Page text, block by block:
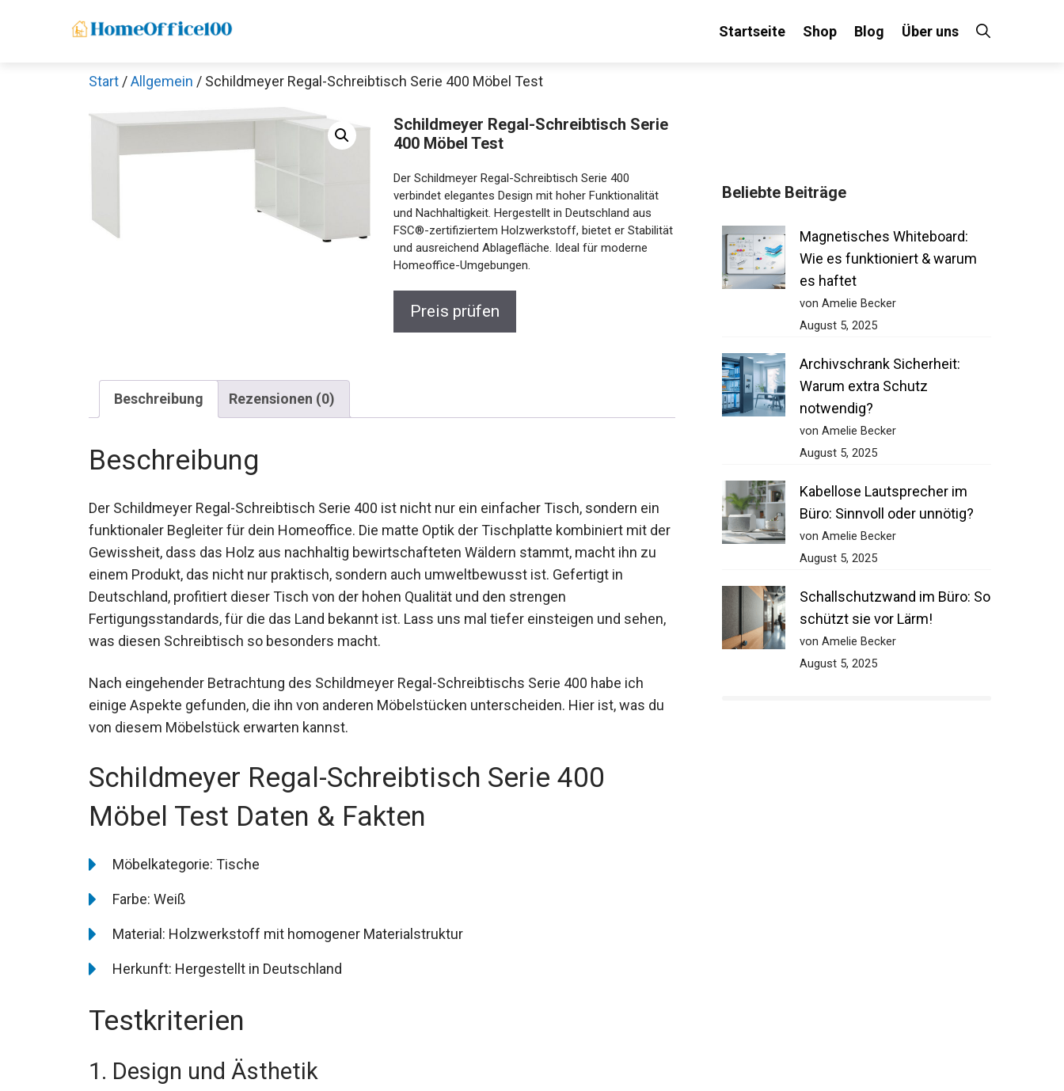
Startseite Shop Blog Über uns
Start /Allgemein / Schildmeyer Regal-Schreibtisch Serie 400 Möbel Test
Schildmeyer Regal-Schreibtisch Serie
400 Möbel Test
Der Schildmeyer Regal-Schreibtisch Serie 400
verbindet elegantes Design mit hoher Funktionalität
und Nachhaltigkeit. Hergestellt in Deutschland aus
FSC®-zertifiziertem Holzwerkstoff, bietet er Stabilität
und ausreichend Ablagefläche. Ideal für moderne
Homeoffice-Umgebungen.
Preis prüfen
Beschreibung Rezensionen (0)
Beschreibung
Der Schildmeyer Regal-Schreibtisch Serie 400 ist nicht nur ein einfacher Tisch, sondern ein
funktionaler Begleiter für dein Homeoffice. Die matte Optik der Tischplatte kombiniert mit der
Gewissheit, dass das Holz aus nachhaltig bewirtschafteten Wäldern stammt, macht ihn zu
einem Produkt, das nicht nur praktisch, sondern auch umweltbewusst ist. Gefertigt in
Deutschland, profitiert dieser Tisch von der hohen Qualität und den strengen
Fertigungsstandards, für die das Land bekannt ist. Lass uns mal tiefer einsteigen und sehen,
was diesen Schreibtisch so besonders macht.
Nach eingehender Betrachtung des Schildmeyer Regal-Schreibtischs Serie 400 habe ich
einige Aspekte gefunden, die ihn von anderen Möbelstücken unterscheiden. Hier ist, was du
von diesem Möbelstück erwarten kannst.
Schildmeyer Regal-Schreibtisch Serie 400
Möbel Test Daten & Fakten
Möbelkategorie: Tische
Farbe: Weiß
Material: Holzwerkstoff mit homogener Materialstruktur
Herkunft: Hergestellt in Deutschland
Testkriterien
1. Design und Ästhetik
Beliebte Beiträge
Magnetisches Whiteboard:
Wie es funktioniert & warum
es haftet
von Amelie Becker
August 5, 2025
Archivschrank Sicherheit:
Warum extra Schutz
notwendig?
von Amelie Becker
August 5, 2025
Kabellose Lautsprecher im
Büro: Sinnvoll oder unnötig?
von Amelie Becker
August 5, 2025
Schallschutzwand im Büro: So
schützt sie vor Lärm!
von Amelie Becker
August 5, 2025